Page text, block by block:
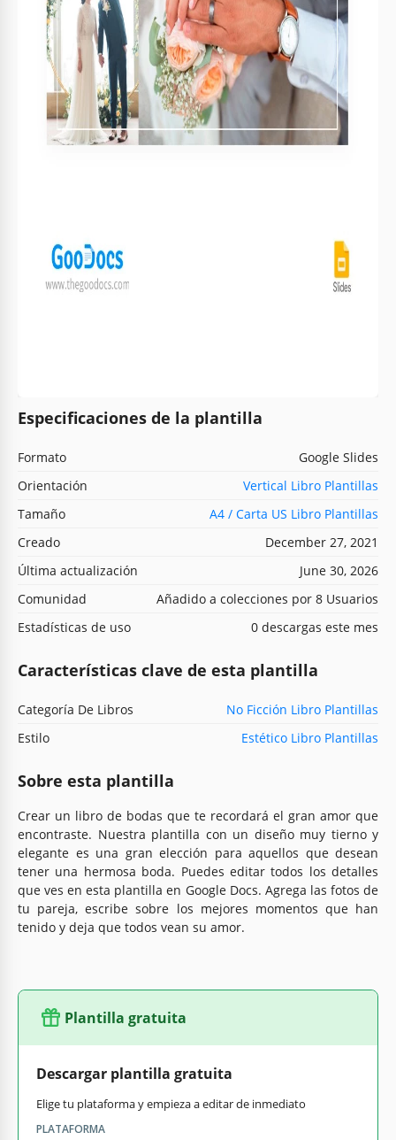
Especificaciones de la plantilla
Formato
Google Slides
Orientación
Vertical Libro Plantillas
Tamaño
A4 / Carta US Libro Plantillas
Creado
December 27, 2021
Última actualización
June 30, 2026
Comunidad
Añadido a colecciones por 8 Usuarios
Estadísticas de uso
0 descargas este mes
Características clave de esta plantilla
Categoría De Libros
No Ficción Libro Plantillas
Estilo
Estético Libro Plantillas
Sobre esta plantilla
Crear un libro de bodas que te recordará el gran amor que
encontraste. Nuestra plantilla con un diseño muy tierno y
elegante es una gran elección para aquellos que desean
tener una hermosa boda. Puedes editar todos los detalles
que ves en esta plantilla en Google Docs. Agrega las fotos de
tu pareja, escribe sobre los mejores momentos que han
tenido y deja que todos vean su amor.
Plantilla gratuita
Descargar plantilla gratuita
Elige tu plataforma y empieza a editar de inmediato
PLATAFORMA